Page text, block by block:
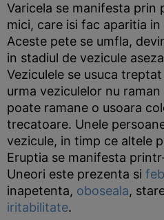
Varicela se manifesta prin
mici, care isi fac aparitia
Aceste pete se umfla,
in stadiul de vezicule
Veziculele se usuca
urma veziculelor nu
poate ramane o usoara
trecatoare. Unele
vezicule, in timp ce altele
Eruptia se manifesta
Uneori este prezenta si
inapetenta, oboseala,
iritabilitate.